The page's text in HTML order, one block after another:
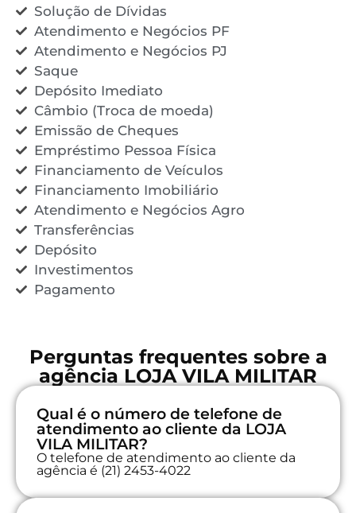
Solução de Dívidas
Atendimento e Negócios PF
Atendimento e Negócios PJ
Saque
Depósito Imediato
Câmbio (Troca de moeda)
Emissão de Cheques
Empréstimo Pessoa Física
Financiamento de Veículos
Financiamento Imobiliário
Atendimento e Negócios Agro
Transferências
Depósito
Investimentos
Pagamento
Perguntas frequentes sobre a
agência LOJA VILA MILITAR
Qual é o número de telefone de
atendimento ao cliente da LOJA
VILA MILITAR?
O telefone de atendimento ao cliente da
agência é (21) 2453-4022